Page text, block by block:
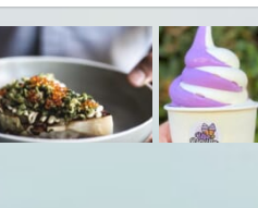
入
力
(例）
カ
フ
ェ